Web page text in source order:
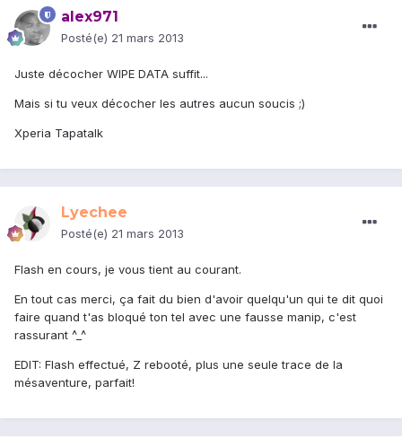
alex971
Posté(e) 21 mars 2013
Juste décocher WIPE DATA suffit...
Mais si tu veux décocher les autres aucun soucis ;)
Xperia Tapatalk
Lyechee
Posté(e) 21 mars 2013
Flash en cours, je vous tient au courant.
En tout cas merci, ça fait du bien d'avoir quelqu'un qui te dit quoi
faire quand t'as bloqué ton tel avec une fausse manip, c'est
rassurant ^_^
EDIT: Flash effectué, Z rebooté, plus une seule trace de la
mésaventure, parfait!